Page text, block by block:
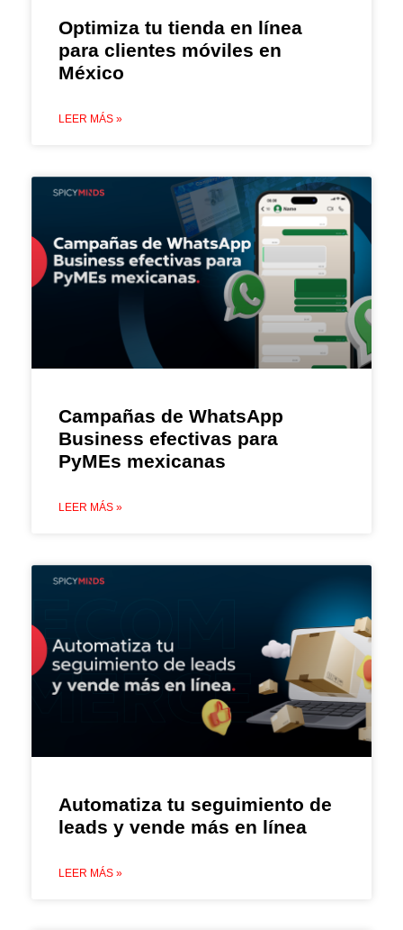
Optimiza tu tienda en línea
para clientes móviles en
México
LEER MÁS »
Campañas de WhatsApp
Business efectivas para
PyMEs mexicanas
LEER MÁS »
Automatiza tu seguimiento de
leads y vende más en línea
LEER MÁS »